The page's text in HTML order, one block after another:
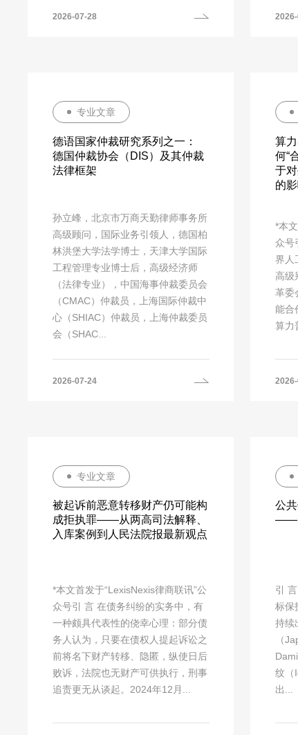
2026-07-28
专业文章
德语国家仲裁研究系列之一：
德国仲裁协会（DIS）及其仲裁
法律框架
孙立峰，北京市万商天勤律师事务所
高级顾问，国际业务引领人，德国柏
林洪堡大学法学博士，天津大学国际
工程管理专业博士后，高级经济师
（法律专业），中国海事仲裁委员会
（CMAC）仲裁员，上海国际仲裁中
心（SHIAC）仲裁员，上海仲裁委员
会（SHAC...
2026-07-24
算
何“
于
的
*本
众号
界人
高级
革委
能合
算力
专业文章
被起诉前恶意转移财产仍可能构
成拒执罪——从两高司法解释、
入库案例到人民法院报最新观点
*本文首发于“LexisNexis律商联讯”公
众号引 言 在债务纠纷的实务中，有
一种颇具代表性的侥幸心理：部分债
务人认为，只要在债权人提起诉讼之
前将名下财产转移、隐匿，纵使日后
败诉，法院也无财产可供执行，刑事
追责更无从谈起。2024年12月...
公
引
标保
持续
（
纹（
出...